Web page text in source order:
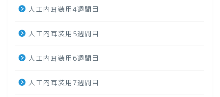
人工内耳装用4週間目
人工内耳装用5週間目
人工内耳装用6週間目
人工内耳装用7週間目